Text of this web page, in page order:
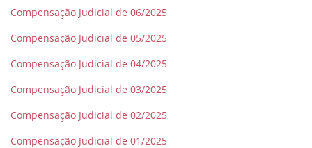
Compensação Judicial de 06/2025
Compensação Judicial de 05/2025
Compensação Judicial de 04/2025
Compensação Judicial de 03/2025
Compensação Judicial de 02/2025
Compensação Judicial de 01/2025